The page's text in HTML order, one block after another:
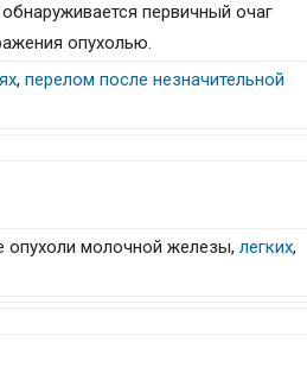
первичный очаг
опухолью.
, перелом после незначительной
опухоли молочной железы, легких,